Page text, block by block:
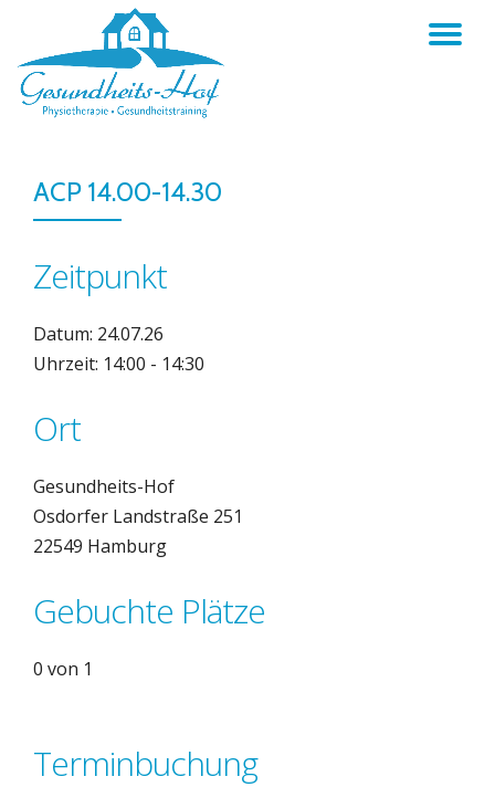
content
ACP 14.00-14.30
Zeitpunkt
Datum: 24.07.26
Uhrzeit: 14:00 - 14:30
Ort
Gesundheits-Hof
Osdorfer Landstraße 251
22549 Hamburg
Gebuchte Plätze
0 von 1
Terminbuchung